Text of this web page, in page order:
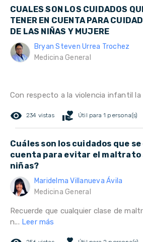
CUALES SON LOS CUIDADOS
TENER EN CUENTA PARA
DE LAS NIÑAS Y MUJERE
Bryan Steven Urrea Trochez
Medicina General
Con respecto a la violencia infantil la
remove_red_eye 234 vistas volunteer_activism Útil para 1 persona(s)
Cuáles son los cuidados que
cuenta para evitar el maltrato
niñas?
Maridelma Villanueva Ávila
Medicina General
Recuerde que cualquier clase de
n... Leer más